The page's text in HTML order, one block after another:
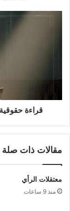
قراءة
مقالات ذات صلة
معتقلات الرأي
منذ 9 ساعات